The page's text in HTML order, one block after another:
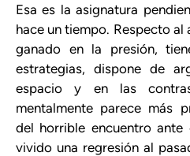
Esa es la asignatura
hace un tiempo. Respecto al
ganado en la presión,
estrategias, dispone de
espacio y en las
mentalmente parece más
del horrible encuentro ante
vivido una regresión al